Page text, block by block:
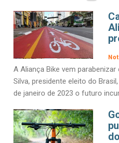
A Aliança Bike vem parabenizar
Silva, presidente eleito do
de janeiro de 2023 o futuro